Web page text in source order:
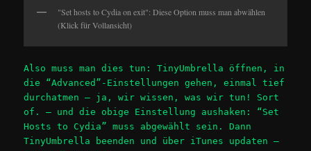
"Set hosts to Cydia on exit": Diese Option muss man abwählen
(Klick für Vollansicht)
Also muss man dies tun: TinyUmbrella öffnen, in
die “Advanced”-Einstellungen gehen, einmal tief
durchatmen – ja, wir wissen, was wir tun! Sort
of. – und die obige Einstellung aushaken: “Set
Hosts to Cydia” muss abgewählt sein. Dann
TinyUmbrella beenden und über iTunes updaten –